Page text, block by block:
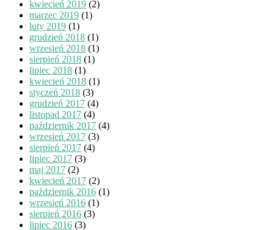
kwiecień 2019 (2)
marzec 2019 (1)
luty 2019 (1)
grudzień 2018 (1)
wrzesień 2018 (1)
sierpień 2018 (1)
lipiec 2018 (1)
kwiecień 2018 (1)
styczeń 2018 (3)
grudzień 2017 (4)
listopad 2017 (4)
październik 2017 (4)
wrzesień 2017 (3)
sierpień 2017 (4)
lipiec 2017 (3)
maj 2017 (2)
kwiecień 2017 (2)
październik 2016 (1)
wrzesień 2016 (1)
sierpień 2016 (3)
lipiec 2016 (3)